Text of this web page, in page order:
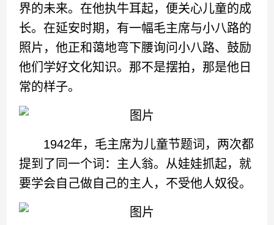
界的未来。在他执牛耳起，便关心儿童的成
长。在延安时期，有一幅毛主席与小八路的
照片，他正和蔼地弯下腰询问小八路、鼓励
他们学好文化知识。那不是摆拍，那是他日
常的样子。
1942年，毛主席为儿童节题词，两次都
提到了同一个词：主人翁。从娃娃抓起，就
要学会自己做自己的主人，不受他人奴役。